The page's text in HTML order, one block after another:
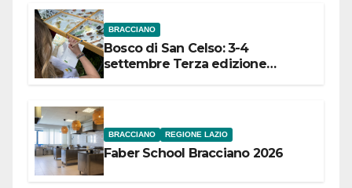
BRACCIANO
Bosco di San Celso: 3-4
settembre Terza edizione
BRACCIANO REGIONE LAZIO
Faber School Bracciano 2026